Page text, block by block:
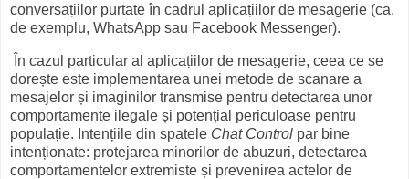
conversațiilor purtate în cadrul aplicațiilor de mesagerie (ca,
de exemplu, WhatsApp sau Facebook Messenger).
În cazul particular al aplicațiilor de mesagerie, ceea ce se
dorește este implementarea unei metode de scanare a
mesajelor și imaginilor transmise pentru detectarea unor
comportamente ilegale și potențial periculoase pentru
populație. Intențiile din spatele Chat Control par bine
intenționate: protejarea minorilor de abuzuri, detectarea
comportamentelor extremiste și prevenirea actelor de